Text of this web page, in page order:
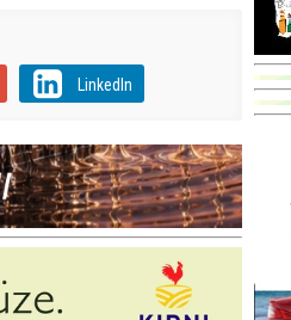
LinkedIn